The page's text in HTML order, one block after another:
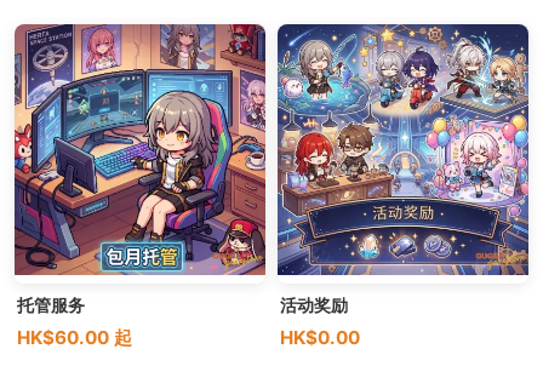
托管服务
HK$60.00 起
活动奖励
HK$0.00